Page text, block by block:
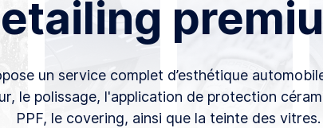
un service complet d’esthétique
le polissage, l'application de protection
PPF, le covering, ainsi que la teinte des vitres.